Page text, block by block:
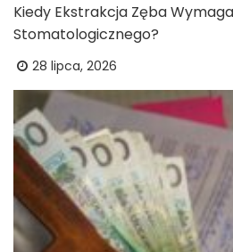
Kiedy Ekstrakcja Zęba
Stomatologicznego?
28 lipca, 2026